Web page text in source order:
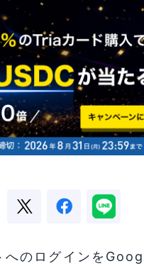
のログインを